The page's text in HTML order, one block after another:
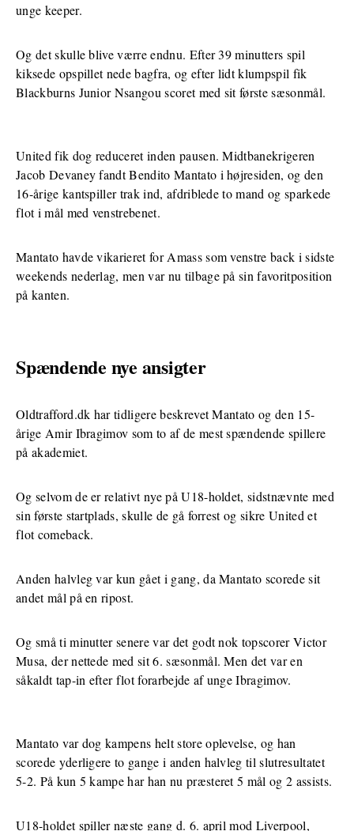
unge keeper.
Og det skulle blive værre endnu. Efter 39 minutters spil
kiksede opspillet nede bagfra, og efter lidt klumpspil fik
Blackburns Junior Nsangou scoret med sit første sæsonmål.
United fik dog reduceret inden pausen. Midtbanekrigeren
Jacob Devaney fandt Bendito Mantato i højresiden, og den
16-årige kantspiller trak ind, afdriblede to mand og sparkede
flot i mål med venstrebenet.
Mantato havde vikarieret for Amass som venstre back i sidste
weekends nederlag, men var nu tilbage på sin favoritposition
på kanten.
Spændende nye ansigter
Oldtrafford.dk hartidligere beskrevet Mantato og den 15-
årige Amir Ibragimov som to af de mest spændende spillere
på akademiet.
Og selvom de er relativt nye på U18-holdet, sidstnævnte med
sin første startplads, skulle de gå forrest og sikre United et
flot comeback.
Anden halvleg var kun gået i gang, da Mantato scorede sit
andet mål på en ripost.
Og små ti minutter senere var det godt nok topscorer Victor
Musa, der nettede med sit 6. sæsonmål. Men det var en
såkaldt tap-in efter flot forarbejde af unge Ibragimov.
Mantato var dog kampens helt store oplevelse, og han
scorede yderligere to gange i anden halvleg til slutresultatet
5-2. På kun 5 kampe har han nu præsteret 5 mål og 2 assists.
U18-holdet spiller næste gang d. 6. april mod Liverpool,